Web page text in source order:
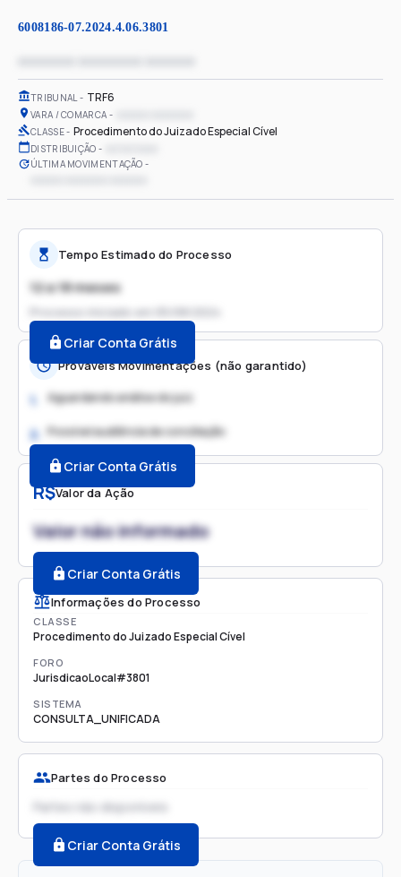
6008186-07.2024.4.06.3801
TRIBUNAL TRF6
VARA / COMARCA
CLASSE Procedimento do Juizado Especial Cível
DISTRIBUIÇÃO
ÚLTIMA MOVIMENTAÇÃO
R$Valor da Ação
Valor não informado
Criar Conta Grátis
Informações do Processo
CLASSE
Procedimento do Juizado Especial Cível
FORO
JurisdicaoLocal#3801
SISTEMA
CONSULTA_UNIFICADA
Partes do Processo
Partes não disponíveis
Criar Conta Grátis
Tempo Estimado do Processo
12 a 18 meses
Processo iniciado em
Criar Conta Grátis
Prováveis Movimentações (não garantido)
1. Aguardando análise do juiz
2. Possível audiência de conciliação
Criar Conta Grátis